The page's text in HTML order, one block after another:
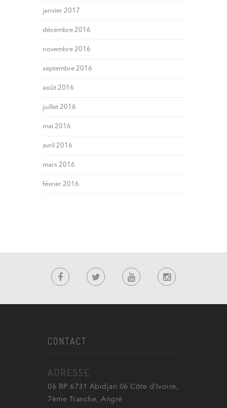
janvier 2017
décembre 2016
novembre 2016
septembre 2016
août 2016
juillet 2016
mai 2016
avril 2016
mars 2016
février 2016
CONTACT
ADRESSE
06 BP 6731 Abidjan 06 Côte d’Ivoire,
7ème Tranche, Angré